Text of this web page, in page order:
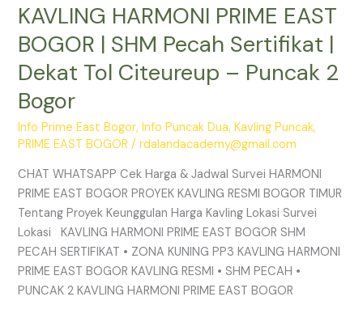
KAVLING HARMONI PRIME EAST
BOGOR | SHM Pecah Sertifikat |
Dekat Tol Citeureup – Puncak 2
Bogor
Info Prime East Bogor,Info Puncak Dua,Kavling Puncak,
PRIME EAST BOGOR /rdalandacademy@gmail.com
CHAT WHATSAPP Cek Harga & Jadwal Survei HARMONI
PRIME EAST BOGOR PROYEK KAVLING RESMI BOGOR TIMUR
Tentang Proyek Keunggulan Harga Kavling Lokasi Survei
Lokasi KAVLING HARMONI PRIME EAST BOGOR SHM
PECAH SERTIFIKAT • ZONA KUNING PP3 KAVLING HARMONI
PRIME EAST BOGOR KAVLING RESMI • SHM PECAH •
PUNCAK 2 KAVLING HARMONI PRIME EAST BOGOR